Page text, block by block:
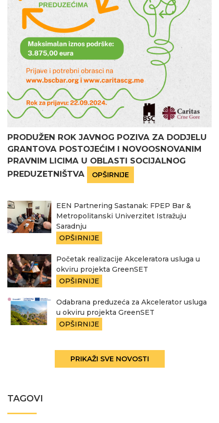
PRODUŽEN ROK JAVNOG POZIVA ZA DODJELU
GRANTOVA POSTOJEĆIM I NOVOOSNOVANIM
PRAVNIM LICIMA U OBLASTI SOCIJALNOG
PREDUZETNIŠTVA
OPŠIRNIJE
EEN Partnering Sastanak: FPEP Bar &
Metropolitanski Univerzitet Istražuju
Saradnju
OPŠIRNIJE
Početak realizacije Akceleratora usluga u
okviru projekta GreenSET
OPŠIRNIJE
Odabrana preduzeća za Akcelerator usluga
u okviru projekta GreenSET
OPŠIRNIJE
PRIKAŽI SVE NOVOSTI
TAGOVI